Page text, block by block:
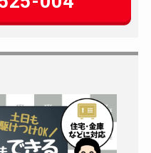
別途お見積り
別途お見積り
別途お見積り
別途お見積り